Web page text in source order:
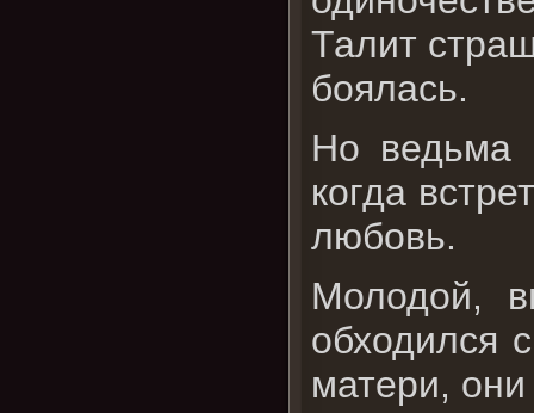
Талит
боялась.
Но ведьма
когда
любовь.
Молодой,
обходился
матери, они